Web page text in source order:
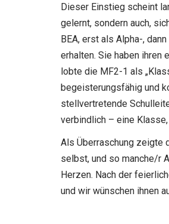
Dieser Einstieg scheint
gelernt, sondern auch,
BEA, erst als Alpha-,
erhalten. Sie haben
lobte die MF2-1 als
begeisterungsfähig und
stellvertretende
verbindlich – eine
Als Überraschung zeigte
selbst, und so manche/r
Herzen. Nach der
und wir wünschen ihnen